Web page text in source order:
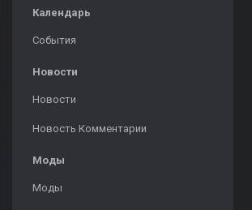
Календарь
События
Новости
Новости
Новость Комментарии
Моды
Моды